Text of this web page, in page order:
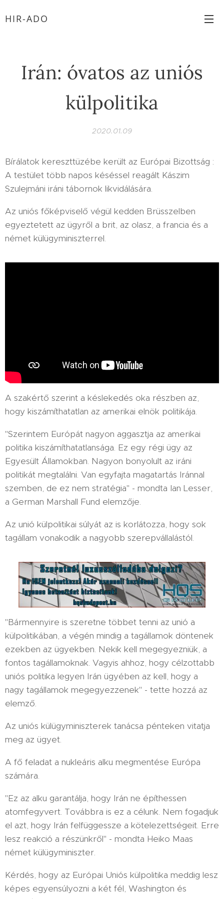
HIR-ADO
Irán: óvatos az uniós
külpolitika
2020.01.09
Bírálatok kereszttüzébe került az Európai Bizottság :
A testület több napos késéssel reagált Kászim
Szulejmáni iráni tábornok likvidálására.
Az uniós főképviselő végül kedden Brüsszelben
egyeztetett az ügyről a brit, az olasz, a francia és a
német külügyminiszterrel.
A szakértő szerint a késlekedés oka részben az,
hogy kiszámíthatatlan az amerikai elnök politikája.
"Szerintem Európát nagyon aggasztja az amerikai
politika kiszámíthatatlansága. Ez egy régi ügy az
Egyesült Államokban. Nagyon bonyolult az iráni
politikát megtalálni. Van egyfajta magatartás Iránnal
szemben, de ez nem stratégia" - mondta Ian Lesser,
a German Marshall Fund elemzője.
Az unió külpolitikai súlyát az is korlátozza, hogy sok
tagállam vonakodik a nagyobb szerepvállalástól.
"Bármennyire is szeretne többet tenni az unió a
külpolitikában, a végén mindig a tagállamok döntenek
ezekben az ügyekben. Nekik kell megegyezniük, a
fontos tagállamoknak. Vagyis ahhoz, hogy célzottabb
uniós politika legyen Irán ügyében az kell, hogy a
nagy tagállamok megegyezzenek" - tette hozzá az
elemző.
Az uniós külügyminiszterek tanácsa pénteken vitatja
meg az ügyet.
A fő feladat a nukleáris alku megmentése Európa
számára.
"Ez az alku garantálja, hogy Irán ne építhessen
atomfegyvert. Továbbra is ez a célunk. Nem fogadjuk
el azt, hogy Irán felfüggessze a kötelezettségeit. Erre
lesz reakció a részünkről" - mondta Heiko Maas
német külügyminiszter.
Kérdés, hogy az Európai Uniós külpolitika meddig lesz
képes egyensúlyozni a két fél, Washington és